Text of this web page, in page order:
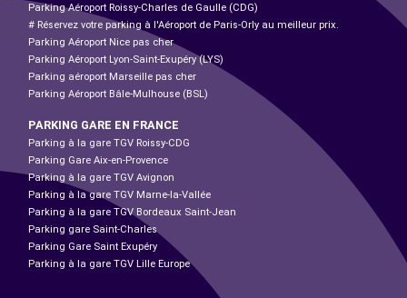
Parking Aéroport Roissy-Charles de Gaulle (CDG)
# Réservez votre parking à l'Aéroport de Paris-Orly au meilleur prix.
Parking Aéroport Nice pas cher
Parking Aéroport Lyon-Saint-Exupéry (LYS)
Parking aéroport Marseille pas cher
Parking Aéroport Bâle-Mulhouse (BSL)
PARKING GARE EN FRANCE
Parking à la gare TGV Roissy-CDG
Parking Gare Aix-en-Provence
Parking à la gare TGV Avignon
Parking à la gare TGV Marne-la-Vallée
Parking à la gare TGV Bordeaux Saint-Jean
Parking gare Saint-Charles
Parking Gare Saint Exupéry
Parking à la gare TGV Lille Europe